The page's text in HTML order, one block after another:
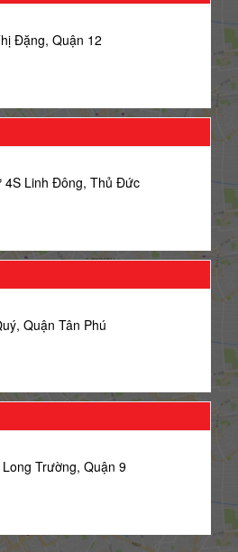
Đặng, Quận 12
4S Linh Đông, Thủ Đức
Quận Tân Phú
Trường, Quận 9